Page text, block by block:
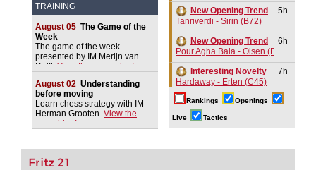
TRAINING
August 05 The Game of the
Week
The game of the week
presented by IM Merijn van
Delft. View the new video!
August 02 Understanding
before moving
Learn chess strategy with IM
Herman Grooten. View the
new video!
New Opening Trend
Tanriverdi - Sirin (B72)
5h
New Opening Trend
Pour Agha Bala - Olsen (D36)
6h
Interesting Novelty
Hardaway - Erten (C45)
7h
New Opening Trend
Rodriguez Hernandez - Elias
7h
Rankings Openings
Live Tactics
Fritz 21